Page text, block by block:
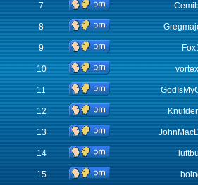
7
8
9
10
11
12
13
14
15